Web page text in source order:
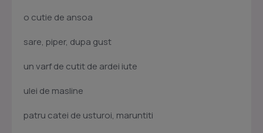
o cutie de ansoa
sare, piper, dupa gust
un varf de cutit de ardei iute
ulei de masline
patru catei de usturoi, maruntiti